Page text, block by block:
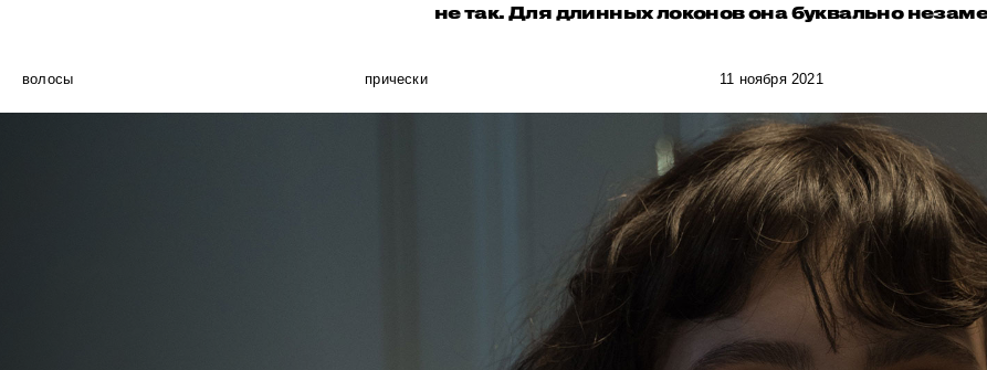
не так. Для длинных локонов она буквально
волосы прически 11 ноября 2021